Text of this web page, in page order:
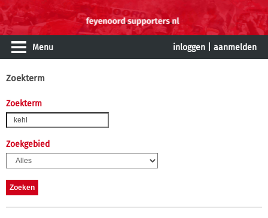
Menu inloggen aanmelden
Zoekterm
Zoekterm
Zoekgebied